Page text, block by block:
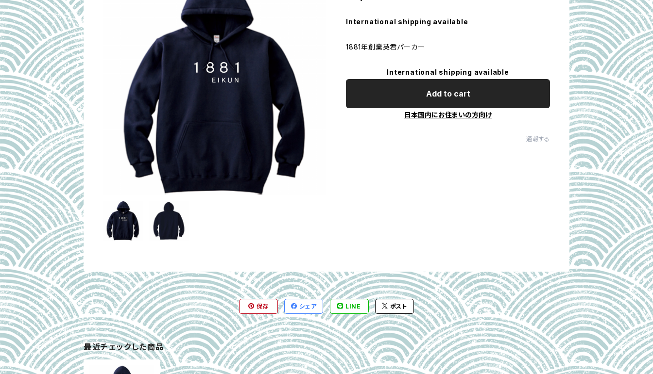
International shipping available
1881年創業英君パーカー
International shipping available
Add to cart
日本国内にお住まいの方向け
通報する
保存 シェア LINE ポスト
最近チェックした商品